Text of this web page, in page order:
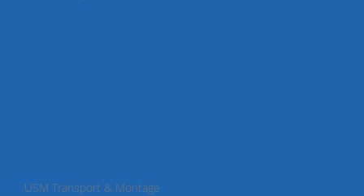
USM Transport & Montage